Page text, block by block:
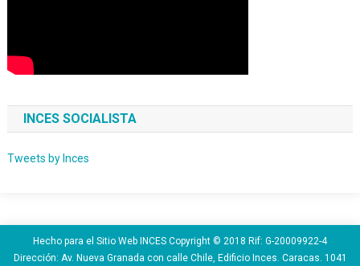
INCES SOCIALISTA
Tweets by Inces
Hecho para el Sitio Web INCES Copyright © 2018 Rif: G-20009922-4
Dirección: Av. Nueva Granada con calle Chile, Edificio Inces. Caracas. 1041